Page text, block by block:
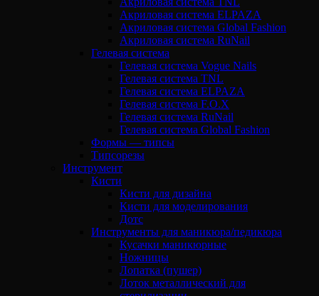
Акриловая система ELPAZA
Акриловая система Global Fashion
Акриловая система RuNail
Гелевая система
Гелевая система Vogue Nails
Гелевая система TNL
Гелевая система ELPAZA
Гелевая система F.O.X
Гелевая система RuNail
Гелевая система Global Fashion
Формы — типсы
Типсорезы
Инструмент
Кисти
Кисти для дизайна
Кисти для моделирования
Дотс
Инструменты для маникюра/педикюра
Кусачки маникюрные
Ножницы
Лопатка (пушер)
Лоток металлический для